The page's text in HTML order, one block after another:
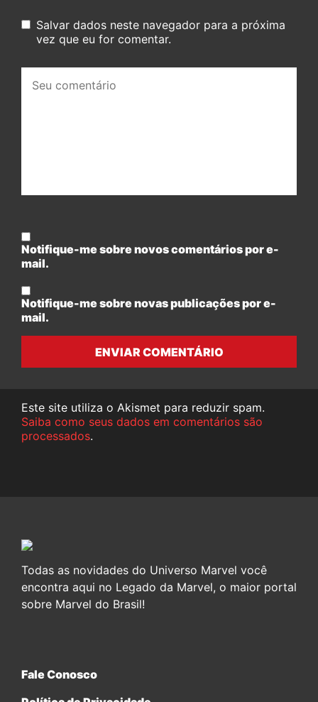
Salvar dados neste navegador para a próxima
vez que eu for comentar.
comentário:
Notifique-me sobre novos comentários por e-
mail.
Notifique-me sobre novas publicações por e-
mail.
ENVIAR COMENTÁRIO
Este site utiliza o Akismet para reduzir spam.
Saiba como seus dados em comentários são
processados.
Todas as novidades do Universo Marvel você
encontra aqui no Legado da Marvel, o maior portal
sobre Marvel do Brasil!
Fale Conosco